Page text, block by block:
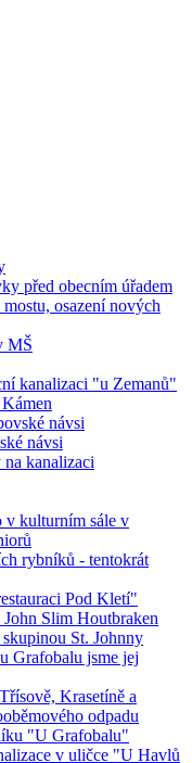
před obecním úřadem
osazení nových
MŠ
kanalizaci "u Zemanů"
návsi
návsi
kanalizaci
v kulturním sále v
rybníků - tentokrát
Pod Kletí"
Slim Houtbraken
St. Johnny
Grafobalu jsme jej
Krasetíně a
odpadu
"U Grafobalu"
v uličce "U Havlů